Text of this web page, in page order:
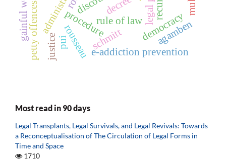
recurs
decree
procedure democracy
rule of law agamben
rousseauschmitt
petty offences law
gainful work
e-addiction prevention
pui
justice
Most read in 90 days
Legal Transplants, Legal Survivals, and Legal Revivals: Towards
a Reconceptualisation of The Circulation of Legal Forms in
Time and Space
1710